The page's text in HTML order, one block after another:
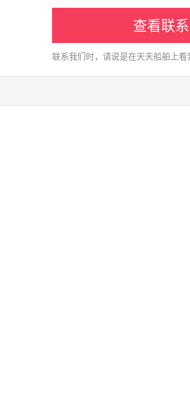
查看联
联系我们时，请说是在天天船舶上看